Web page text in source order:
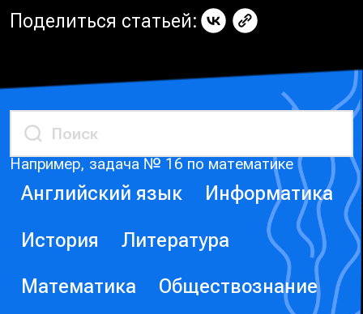
Поделиться статьей:
Например, задача № 16 по математике
Английский язык Информатика
История Литература
Математика Обществознание